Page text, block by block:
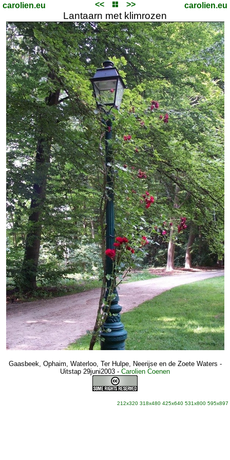
carolien.eu << >> carolien.eu
Lantaarn met klimrozen
Gaasbeek, Ophaim, Waterloo, Ter Hulpe, Neerijse en de Zoete Waters -
Uitstap 29juni2003 - Carolien Coenen
212x320 318x480 425x640 531x800 595x897